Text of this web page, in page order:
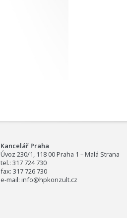
Kancelář Praha
Úvoz 230/1, 118 00 Praha 1 – Malá Strana
tel.: 317 724 730
fax: 317 726 730
e-mail: info@hpkonzult.cz